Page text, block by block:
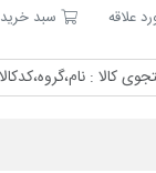
علاقه سبد خرید
سبد خرید